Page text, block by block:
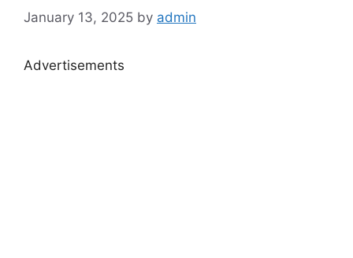
January 13, 2025 by admin
Advertisements